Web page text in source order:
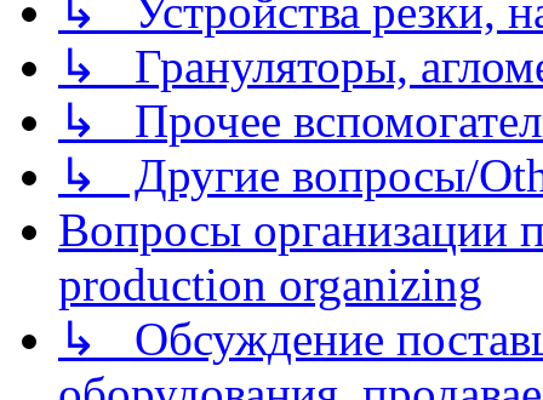
↳ Устройства резки,
↳ Грануляторы,
↳ Прочее
↳ Другие вопросы/
Вопросы организации
production organizing
↳ Обсуждение